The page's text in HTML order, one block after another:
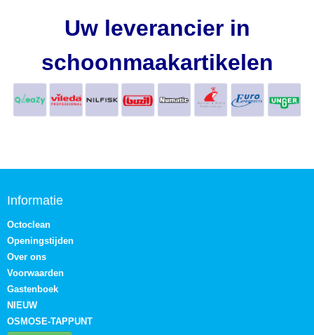
Uw leverancier in
schoonmaakartikelen
Informatie
Octoclean
Openingstijden
Over ons
Voorwaarden
Gastenboek
NIEUW
OSMOSE-TAPPUNT